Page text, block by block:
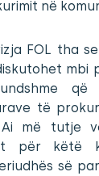
në
FOL tha
mbi
që
të
Ai më tutje
për këtë
së